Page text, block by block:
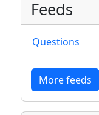
Feeds
Questions
More feeds